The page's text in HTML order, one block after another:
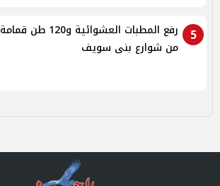
5
رفع المطبات العشوائية و120 طن قمامة
من شوارع بنى سويف